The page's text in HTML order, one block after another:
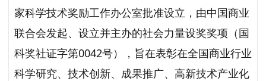
家科学技术奖励工作办公室批准设立，由中国商业
联合会发起、设立并主办的社会力量设奖奖项（国
科奖社证字第0042号），旨在表彰在全国商业行业
科学研究、技术创新、成果推广、高新技术产业化